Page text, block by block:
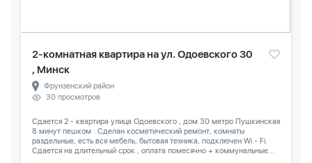
2-комнатная квартира на ул. Одоевского 30
, Минск
Фрунзенский район
30 просмотров
Сдается 2 - квартира улица Одоевского , дом 30 метро Пушкинская
8 минут пешком . Сделан косметический ремонт, комнаты
раздельные, есть вся мебель, бытовая техника, подключен Wi - Fi.
Сдается на длительный срок , оплата помесячно + коммунальные...